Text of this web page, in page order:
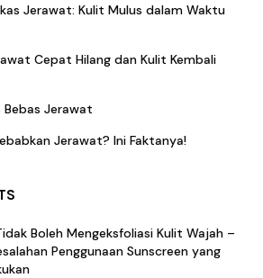
Jerawat: Kulit Mulus dalam Waktu
Cepat Hilang dan Kulit Kembali
Bebas Jerawat
Jerawat? Ini Faktanya!
Boleh Mengeksfoliasi Kulit Wajah –
Penggunaan Sunscreen yang